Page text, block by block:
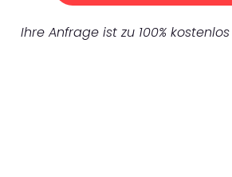
Ihre Anfrage ist zu 100%